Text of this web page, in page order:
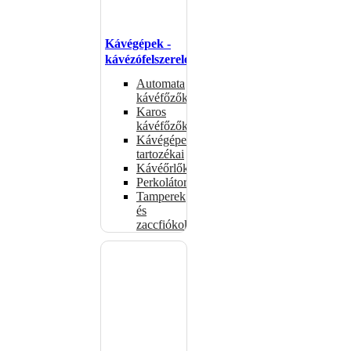
Kávégépek -
kávézófelszerelés
Automata
kávéfőzők
Karos
kávéfőzők
Kávégépek
tartozékai
Kávéőrlők
Perkolátorok
Tamperek
és
zaccfiókok